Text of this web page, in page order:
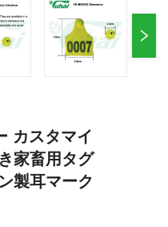
カスタマイ
家畜用タグ
製耳マーク